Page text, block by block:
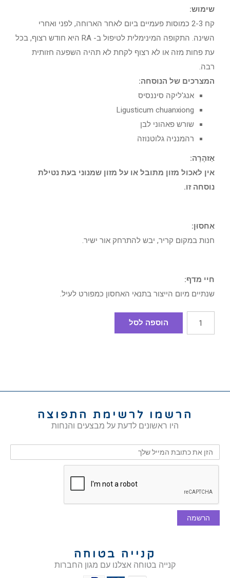
שימוש:
קח 2-3 כמוסות פעמיים ביום לאחר הארוחה, לפני ואחרי
השינה. התקופה המינימלית לטיפול ב- RA היא חודש רצוף, בכל
עת פחות מזה או לא רצוף לקחת לא תהיה השפעה חזותית
רבה.
המצרכים של הנוסחה:
אנג'ליקה סיננסיס
Ligusticum chuanxiong
שורש פאהוני לבן
רהמנניה גלוטנוזה
אַזהָרָה:
אין לאכול מזון מתובל או על מזון שמנוני בעת נטילת
נוסחה זו.
אִחסוּן:
חנות במקום קריר, יבש להתרחק אור ישיר.
חיי מדף:
שנתיים מיום הייצור בתנאי האחסון כמפורט לעיל.
הוספה לסל
הרשמו לרשימת התפוצה
היו ראשונים לדעת על מבצעים והנחות
הרשמה
קנייה בטוחה
קנייה בטוחה אצלנו עם מגון החברות